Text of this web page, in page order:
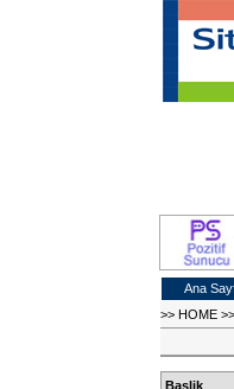
Ana
>> HOME >>
Baslik